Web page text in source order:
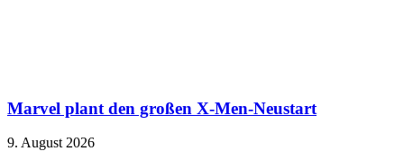
Marvel plant den großen X-Men-Neustart
9. August 2026